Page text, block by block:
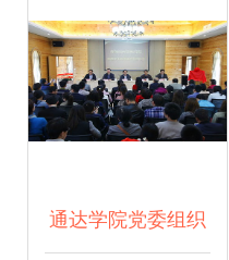
成等待即将可见如
正案例演示完美一
模拟多套术语加高
通达学院党委组织